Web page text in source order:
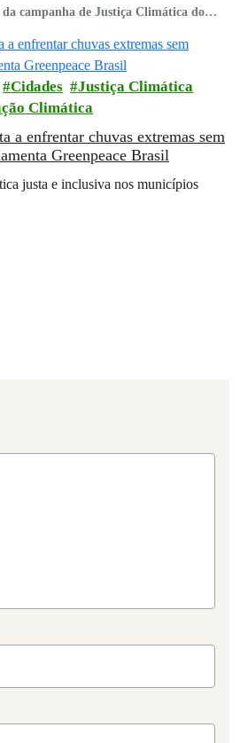
campanha de Justiça Climática do
Cidades
Justiça Climática
Climática
a enfrentar chuvas extremas sem
Greenpeace Brasil
justa e inclusiva nos municípios